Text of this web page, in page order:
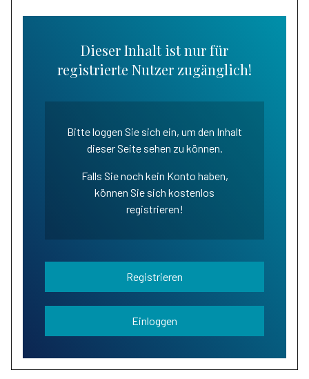
Dieser Inhalt ist nur für
registrierte Nutzer zugänglich!
Bitte loggen Sie sich ein, um den Inhalt
dieser Seite sehen zu können.
Falls Sie noch kein Konto haben,
können Sie sich kostenlos
registrieren!
Registrieren
Einloggen